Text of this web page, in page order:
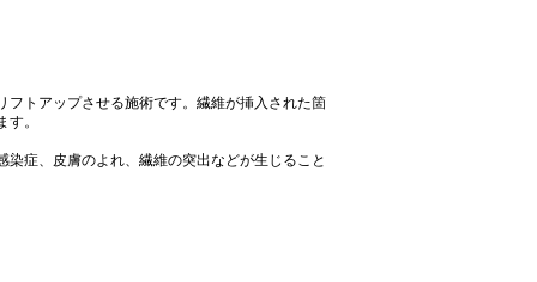
トアップさせる施術です。繊維が挿入された箇
。
症、皮膚のよれ、繊維の突出などが生じること